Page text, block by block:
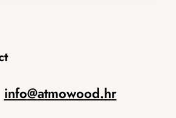
info@atmowood.hr